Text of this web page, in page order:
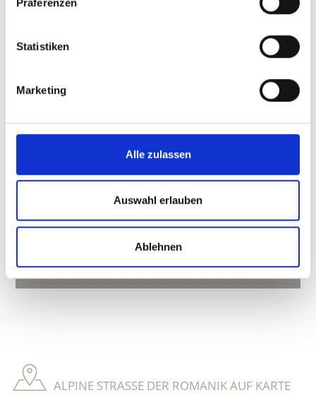
Statistiken
Marketing
Alle zulassen
Auswahl erlauben
Ablehnen
ST.-MARX-KIRCHE, LAAS
Die zweigeschossige Kirche im Marmordorf Laas.
Mehr erfahren
ALPINE STRASSE DER ROMANIK AUF KARTE A